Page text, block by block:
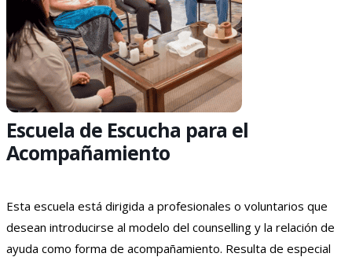
Escuela de Escucha para el
Acompañamiento
Esta escuela está dirigida a profesionales o voluntarios que
desean introducirse al modelo del counselling y la relación de
ayuda como forma de acompañamiento. Resulta de especial